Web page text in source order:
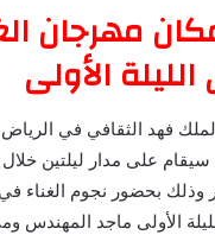
مهرجان
الأولى
فهد الثقافي في الرياض
على مدار ليلتين
8 نوفمبر وذلك بحضور نجوم
الأولى ماجد المهندس